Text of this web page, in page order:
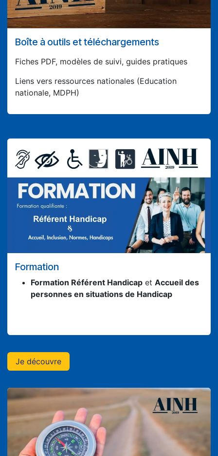
Boîte à outils et téléchargements
Fiches PDF, modèles de suivi, guides pratiques
Liens vers ressources nationales (Education
nationale, MDPH)
Formation
Formation Référent Handicap et Accueil des
personnes en situations de Handicap
Je décou​​​​v​​​​r​​​​e​​​​